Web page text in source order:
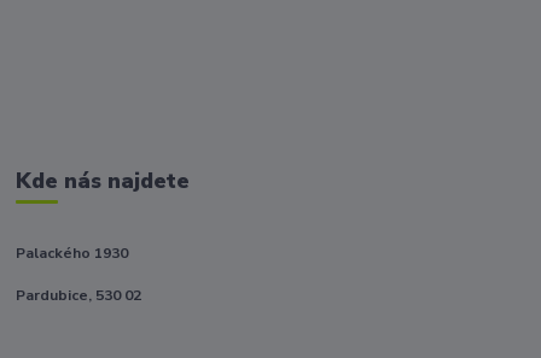
Kde nás najdete
Palackého 1930
Pardubice, 530 02